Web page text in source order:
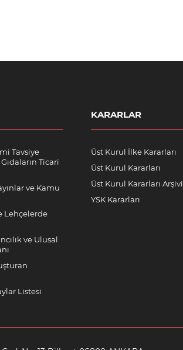
Tavsiye
Ticari
ve Kamu
Lehçelerde
ve Ulusal
Listesi
KARARLAR
Üst Kurul İlke Kararları
Üst Kurul Kararları
Üst Kurul Kararları Arşivi
YSK Kararları